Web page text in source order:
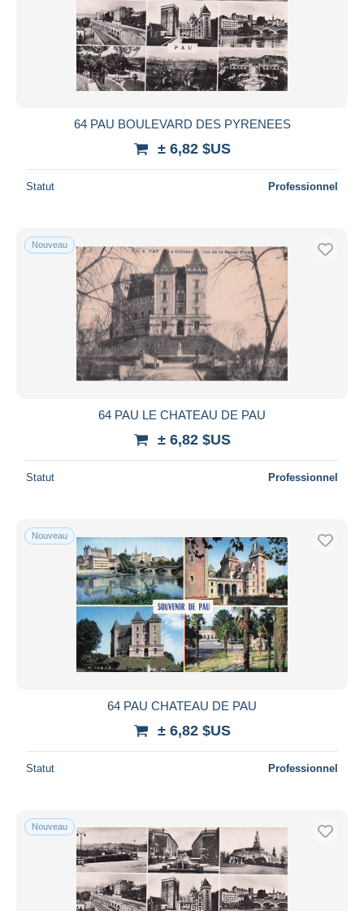
64 PAU BOULEVARD DES PYRENEES
± 6,82 $US
Statut Professionnel
Nouveau
64 PAU LE CHATEAU DE PAU
± 6,82 $US
Statut Professionnel
Nouveau
64 PAU CHATEAU DE PAU
± 6,82 $US
Statut Professionnel
Nouveau